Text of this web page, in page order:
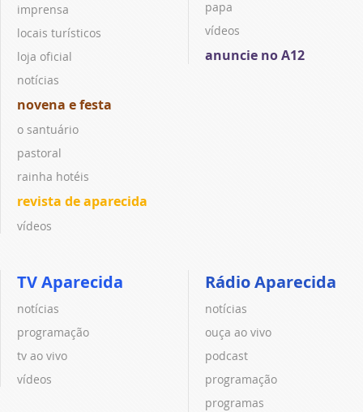
imprensa
locais turísticos
loja oficial
notícias
novena e festa
o santuário
pastoral
rainha hotéis
revista de aparecida
vídeos
papa
vídeos
anuncie no A12
TV Aparecida
notícias
programação
tv ao vivo
vídeos
Rádio Aparecida
notícias
ouça ao vivo
podcast
programação
programas